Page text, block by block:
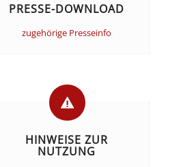
PRESSE-DOWNLOAD
zugehörige Presseinfo
HINWEISE ZUR
NUTZUNG